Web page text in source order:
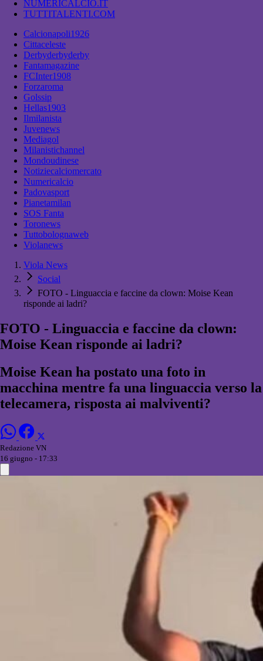
NUMERICALCIO.IT
TUTTITALENTI.COM
Calcionapoli1926
Cittaceleste
Derbyderbyderby
Fantamagazine
FCInter1908
Forzaroma
Golssip
Hellas1903
Ilmilanista
Juvenews
Mediagol
Milanistichannel
Mondoudinese
Notiziecalciomercato
Numericalcio
Padovasport
Pianetamilan
SOS Fanta
Toronews
Tuttobolognaweb
Violanews
Viola News
Social
FOTO - Linguaccia e faccine da clown: Moise Kean
risponde ai ladri?
FOTO - Linguaccia e faccine da clown:
Moise Kean risponde ai ladri?
Moise Kean ha postato una foto in
macchina mentre fa una linguaccia verso la
telecamera, risposta ai malviventi?
Redazione VN
16 giugno - 17:33